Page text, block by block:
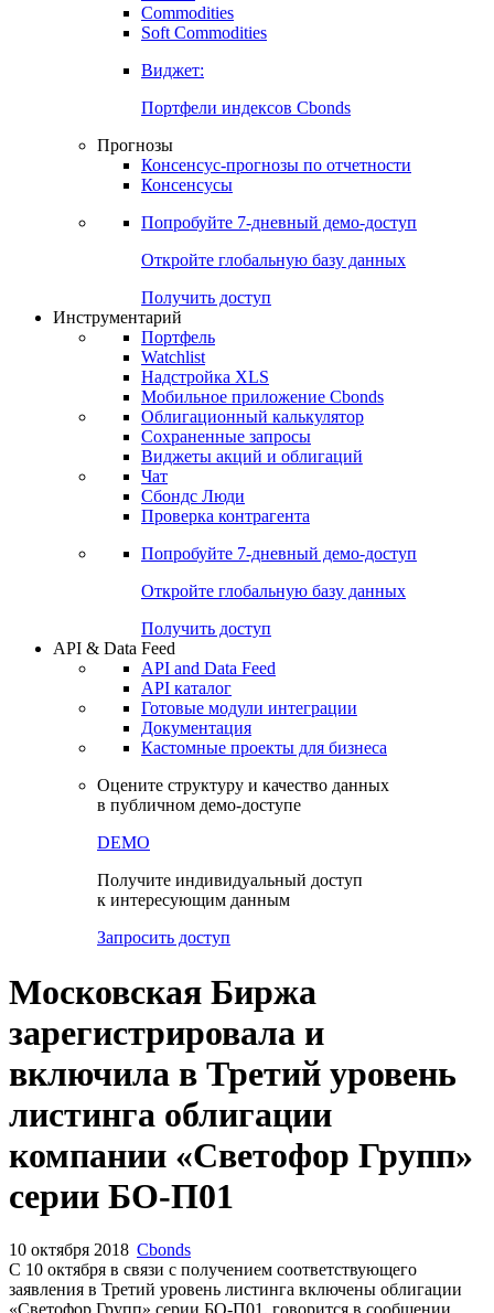
Commodities
Золото
Бензин
Soft Commodities
Виджет:
Портфели индексов Cbonds
Прогнозы
Консенсусы
Попробуйте7-дневный
Откройте глобальную базу данных
Получить доступ
Инструментарий
Портфель
Watchlist
Надстройка XLS
Мобильное приложение Cbonds
Облигационный калькулятор
Сохраненные запросы
Чат
Проверка контрагента
Попробуйте7-дневный
Откройте глобальную базу данных
Получить доступ
API & Data Feed
API and Data Feed
Готовые модули интеграции
Документация
в публичном демо-доступе
Московская Биржа
зарегистрировала и
включила в Третий уровень
листинга облигации
серии БО-П01